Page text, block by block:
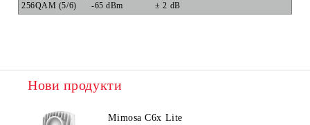
256QAM (5/6)
-65 dBm ± 2 dB
Нови продукти
Mimosa C6x Lite